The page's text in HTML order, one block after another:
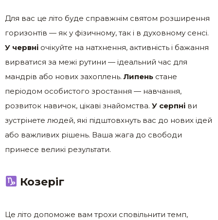
Для вас це літо буде справжнім святом розширення
горизонтів — як у фізичному, так і в духовному сенсі.
У червні очікуйте на натхнення, активність і бажання
вирватися за межі рутини — ідеальний час для
мандрів або нових захоплень.Липень стане
періодом особистого зростання — навчання,
розвиток навичок, цікаві знайомства. У серпні ви
зустрінете людей, які підштовхнуть вас до нових ідей
або важливих рішень. Ваша жага до свободи
принесе великі результати.
Козеріг
Це літо допоможе вам трохи сповільнити темп,